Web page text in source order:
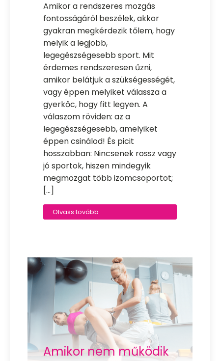
Amikor a rendszeres mozgás
fontosságáról beszélek, akkor
gyakran megkérdezik tőlem, hogy
melyik a legjobb,
legegészségesebb sport. Mit
érdemes rendszeresen űzni,
amikor belátjuk a szükségességét,
vagy éppen melyiket válassza a
gyerkőc, hogy fitt legyen. A
válaszom röviden: az a
legegészségesebb, amelyiket
éppen csinálod! És picit
hosszabban: Nincsenek rossz vagy
jó sportok, hiszen mindegyik
megmozgat több izomcsoportot;
[…]
Olvass tovább
Amikor nem működik